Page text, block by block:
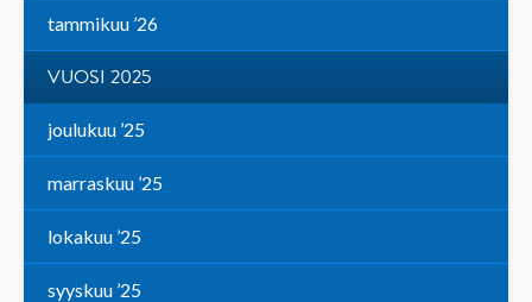
tammikuu ’26
VUOSI 2025
joulukuu ’25
marraskuu ’25
lokakuu ’25
syyskuu ’25